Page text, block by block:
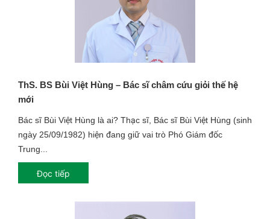
ThS. BS Bùi Việt Hùng – Bác sĩ châm cứu giỏi thế hệ
mới
Bác sĩ Bùi Việt Hùng là ai? Thạc sĩ, Bác sĩ Bùi Việt Hùng (sinh
ngày 25/09/1982) hiện đang giữ vai trò Phó Giám đốc
Trung...
Đọc tiếp